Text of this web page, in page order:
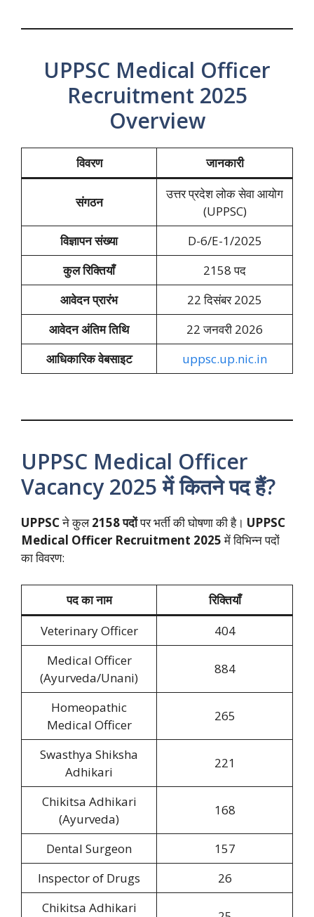
UPPSC Medical Officer
Recruitment 2025
Overview
विवरण जानकारी
संगठन
उत्तर प्रदेश लोक सेवा आयोग
(UPPSC)
विज्ञापन संख्या
D-6/E-1/2025
कुल रिक्तियाँ
2158 पद
आवेदन प्रारंभ
22 दिसंबर 2025
आवेदन अंतिम तिथि
22 जनवरी 2026
आधिकारिक वेबसाइट
uppsc.up.nic.in
UPPSC Medical Officer
Vacancy 2025 में कितने पद हैं?
UPPSCने कुल2158 पदोंपर भर्ती की घोषणा की है। UPPSC
Medical Officer Recruitment 2025में विभिन्न पदों
का विवरण:
पद का नाम
रिक्तियाँ
Veterinary Officer
404
Medical Officer
(Ayurveda/Unani)
884
Homeopathic
Medical Officer
265
Swasthya Shiksha
Adhikari
221
Chikitsa Adhikari
(Ayurveda)
168
Dental Surgeon
157
Inspector of Drugs
26
Chikitsa Adhikari